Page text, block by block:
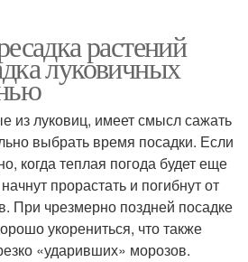
растений
луковичных
луковиц, имеет смысл сажать
выбрать время посадки. Если
когда теплая погода будет еще
прорастать и погибнут от
При чрезмерно поздней посадке
укорениться, что также
«ударивших» морозов.